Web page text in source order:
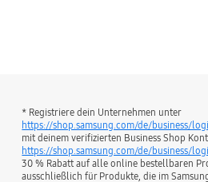
* Registriere dein Unternehmen unter
https://shop.samsung.com/de/business/
mit deinem verifizierten Business Shop
https://shop.samsung.com/de/business/
30 % Rabatt auf alle online bestellbaren
ausschließlich für Produkte, die im